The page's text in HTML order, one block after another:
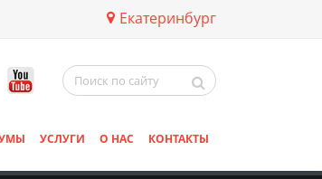
Екатеринбург
УСЛУГИ О НАС КОНТАКТЫ